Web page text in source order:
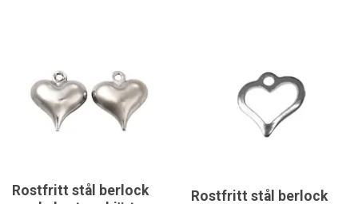
Rostfritt stål berlock
Rostfritt stål berlock